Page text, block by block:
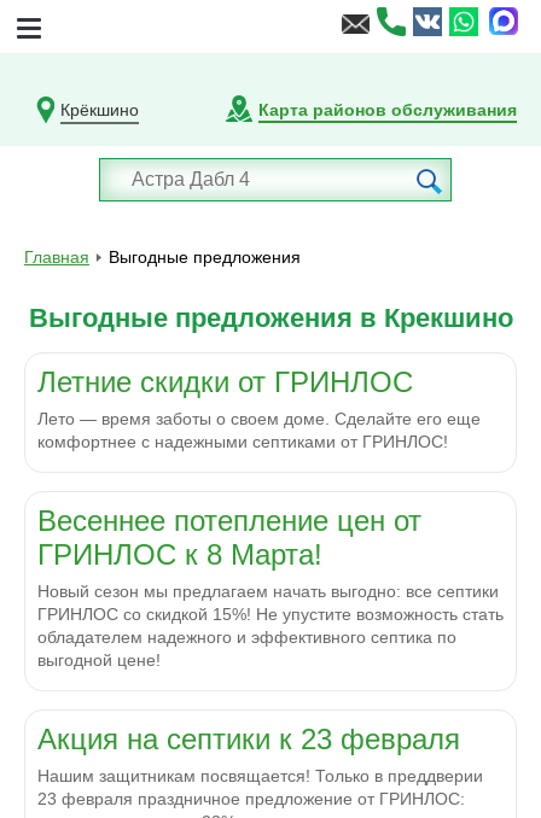
Крёкшино Карта районов обслуживания
Главная Выгодные предложения
Выгодные предложения в Крекшино
Летние скидки от ГРИНЛОС
Лето — время заботы о своем доме. Сделайте его еще
комфортнее с надежными септиками от ГРИНЛОС!
Весеннее потепление цен от
ГРИНЛОС к 8 Марта!
Новый сезон мы предлагаем начать выгодно: все септики
ГРИНЛОС со скидкой 15%! Не упустите возможность стать
обладателем надежного и эффективного септика по
выгодной цене!
Акция на септики к 23 февраля
Нашим защитникам посвящается! Только в преддверии
23 февраля праздничное предложение от ГРИНЛОС: